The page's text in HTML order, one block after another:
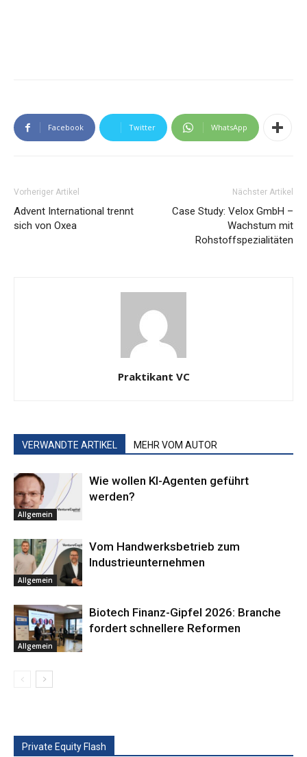
Facebook Twitter WhatsApp
Vorheriger Artikel
Advent International trennt
sich von Oxea
Nächster Artikel
Case Study: Velox GmbH –
Wachstum mit
Rohstoffspezialitäten
Praktikant VC
VERWANDTE ARTIKEL MEHR VOM AUTOR
Allgemein
Wie wollen KI-Agenten geführt
werden?
Allgemein
Vom Handwerksbetrieb zum
Industrieunternehmen
Allgemein
Biotech Finanz-Gipfel 2026: Branche
fordert schnellere Reformen
Private Equity Flash